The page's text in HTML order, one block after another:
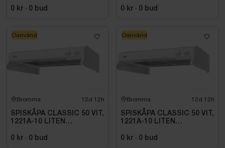
0 kr · 0 bud 0 kr · 0 bud
Bromma 12d 12h
SPISKÅPA CLASSIC 50 VIT,
1221A-10 LITEN
0 kr · 0 bud
Oanvänd
Bromma 12d 12h
SPISKÅPA CLASSIC 50 VIT,
1221A-10 LITEN
0 kr · 0 bud
Oanvänd